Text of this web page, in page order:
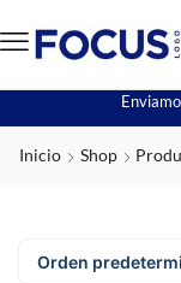
Inicio Shop